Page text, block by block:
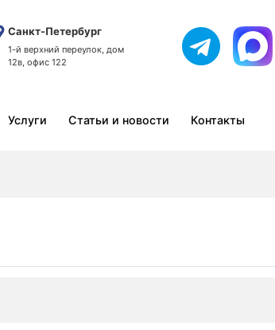
Санкт-Петербург
1-й верхний переулок, дом
12в, офис 122
Услуги Статьи и новости Контакты